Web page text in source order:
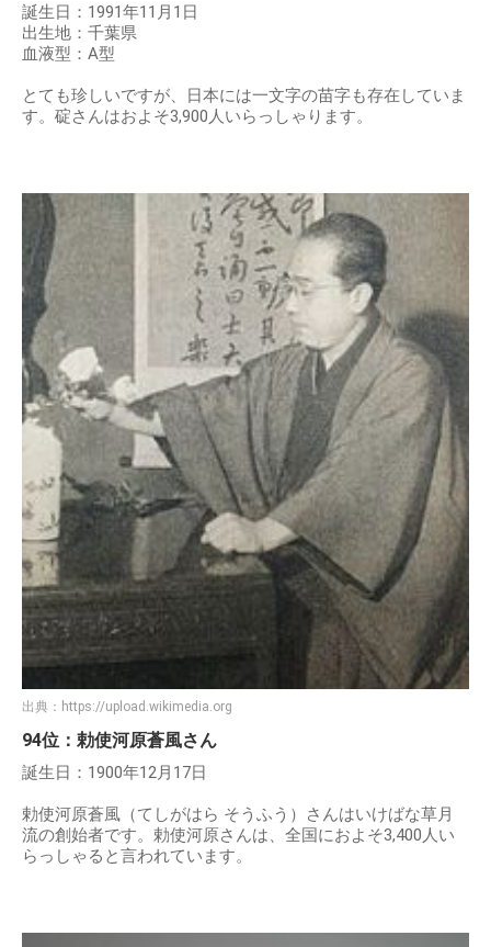
誕生日：1991年11月1日
出生地：千葉県
血液型：A型
とても珍しいですが、日本には一文字の苗字も存在していま
す。碇さんはおよそ3,900人いらっしゃります。
出典： https://upload.wikimedia.org
94位：勅使河原蒼風さん
誕生日：1900年12月17日
勅使河原蒼風（てしがはら そうふう）さんはいけばな草月
流の創始者です。勅使河原さんは、全国におよそ3,400人い
らっしゃると言われています。